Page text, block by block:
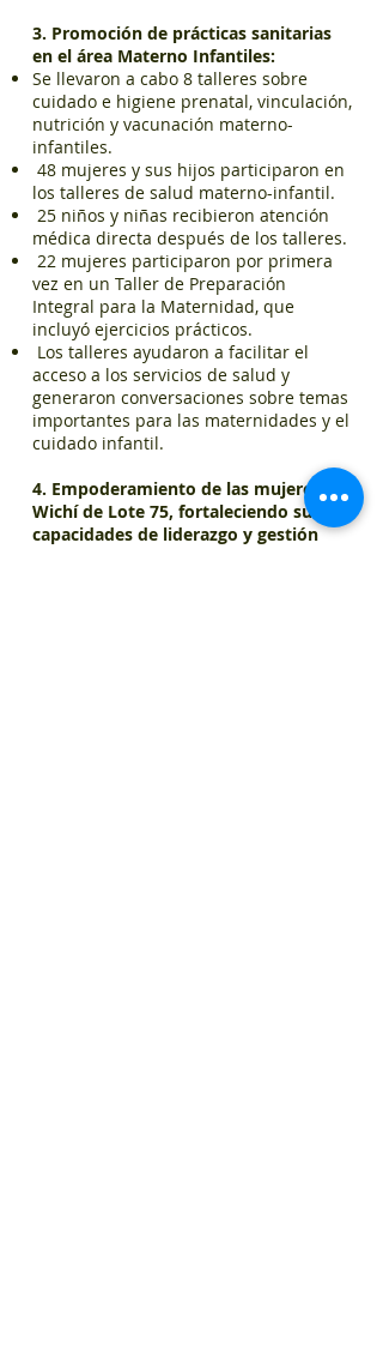
3. Promoción de prácticas sanitarias
en el área Materno Infantiles:
Se llevaron a cabo 8 talleres sobre
cuidado e higiene prenatal, vinculación,
nutrición y vacunación materno-
infantiles.
48 mujeres y sus hijos participaron en
los talleres de salud materno-infantil.
25 niños y niñas recibieron atención
médica directa después de los talleres.
22 mujeres participaron por primera
vez en un Taller de Preparación
Integral para la Maternidad, que
incluyó ejercicios prácticos.
Los talleres ayudaron a facilitar el
acceso a los servicios de salud y
generaron conversaciones sobre temas
importantes para las maternidades y el
cuidado infantil.
4. Empoderamiento de las mujeres
Wichí de Lote 75, fortaleciendo sus
capacidades de liderazgo y gestión